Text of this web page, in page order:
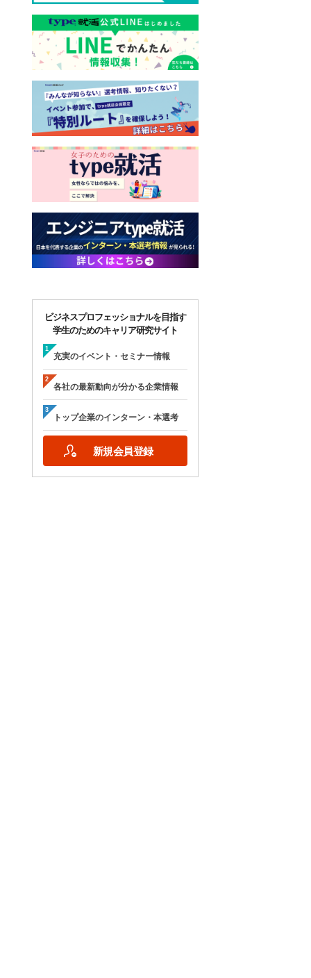
ビジネスプロフェッショナルを目指す
学生のためのキャリア研究サイト
充実のイベント・セミナー情報
各社の最新動向が分かる企業情報
トップ企業のインターン・本選考
新規会員登録